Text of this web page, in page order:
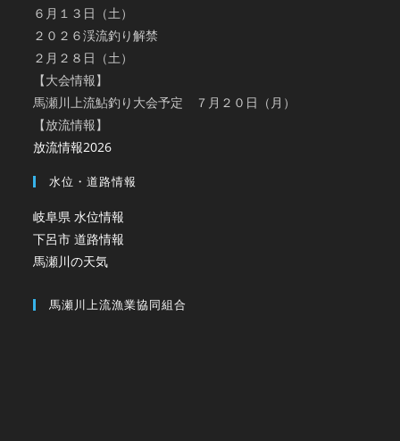
６月１３日（土）
２０２６渓流釣り解禁
２月２８日（土）
【大会情報】
馬瀬川上流鮎釣り大会予定 ７月２０日（月）
【放流情報】
放流情報2026
水位・道路情報
岐阜県 水位情報
下呂市 道路情報
馬瀬川の天気
馬瀬川上流漁業協同組合